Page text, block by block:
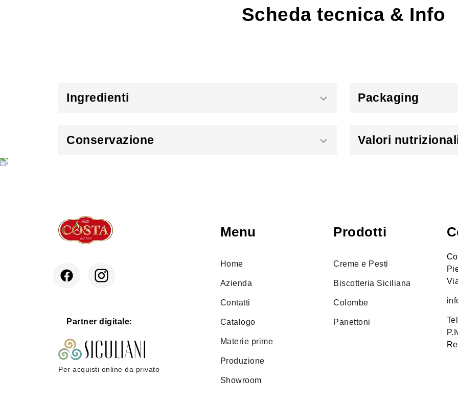
Scheda tecnica & Info
Ingredienti Packaging
Conservazione Valori
Partner digitale:
Per acquisti online da privato
Menu
Home
Azienda
Contatti
Catalogo
Materie prime
Produzione
Showroom
Prodotti
Creme e Pesti
Biscotteria Siciliana
Colombe
Panettoni